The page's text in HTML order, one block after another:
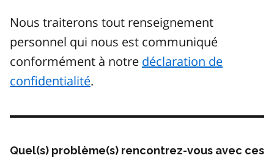
Nous traiterons tout renseignement
personnel qui nous est communiqué
conformément à notre déclaration de
confidentialité.
Quel(s) problème(s) rencontrez-vous avec ces